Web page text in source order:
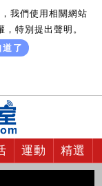
我們使用相關網站
特別提出聲明。
道了
運動 精選